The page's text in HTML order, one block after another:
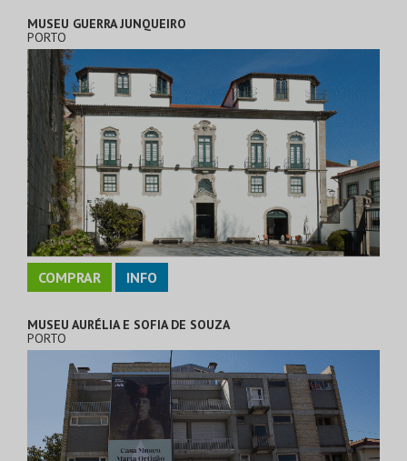
MUSEU GUERRA JUNQUEIRO
PORTO
COMPRAR INFO
MUSEU AURÉLIA E SOFIA DE SOUZA
PORTO